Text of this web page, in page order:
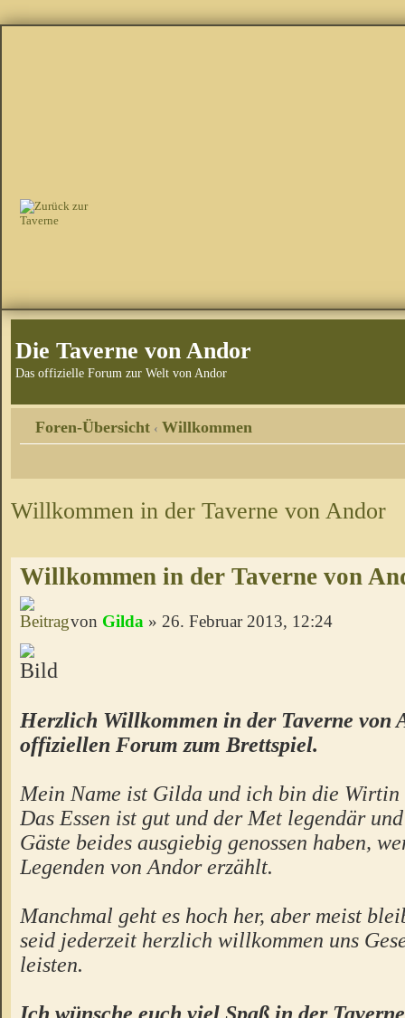
Die Taverne von Andor
Das offizielle Forum zur Welt von Andor
Foren-Übersicht ‹ Willkommen
Willkommen in der Taverne von Andor
Willkommen in der Taverne von
von Gilda » 26. Februar 2013, 12:24
Herzlich Willkommen in der Taverne von
offiziellen Forum zum Brettspiel.
Mein Name ist Gilda und ich bin die Wirtin
Das Essen ist gut und der Met legendär
Gäste beides ausgiebig genossen haben,
Legenden von Andor erzählt.
Manchmal geht es hoch her, aber meist
seid jederzeit herzlich willkommen uns
leisten.
Ich wünsche euch viel Spaß in der